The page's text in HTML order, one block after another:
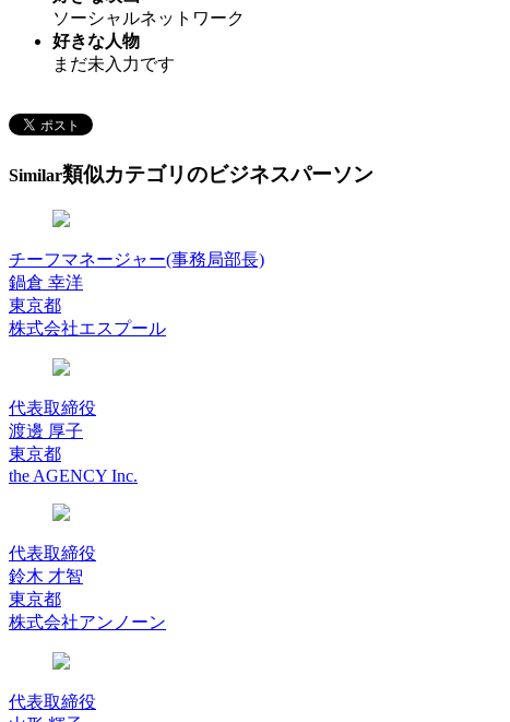
ソーシャルネットワーク
好きな人物
まだ未入力です
Similar類似カテゴリのビジネスパーソン
チーフマネージャー(事務局部長)
鍋倉 幸洋
東京都
株式会社エスプール
代表取締役
渡邊 厚子
東京都
the AGENCY Inc.
代表取締役
鈴木 才智
東京都
株式会社アンノーン
代表取締役